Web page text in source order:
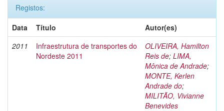
Registos:
Data
Título
Autor(es)
2011
Infraestrutura de transportes do
Nordeste 2011
OLIVEIRA, Hamilton
Reis de; LIMA,
Mônica de Andrade;
MONTE, Kerlen
Andrade do;
MILITÃO, Vivianne
Benevides